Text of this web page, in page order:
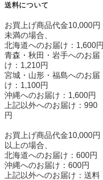
送料について
お買上げ商品代金10,000円
未満の場合、
北海道へのお届け：1,600円
青森・秋田・岩手へのお届
け：1,210円
宮城・山形・福島へのお届
け：1,100円
沖縄へのお届け：1,600円
上記以外へのお届け：990
円
お買上げ商品代金10,000円
以上の場合、
北海道へのお届け：600円
沖縄へのお届け：600円
上記以外へのお届け：送料